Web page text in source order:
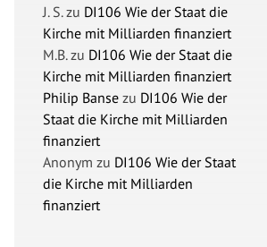
J. S.zu DI106 Wie der Staat die
Kirche mit Milliarden finanziert
M.B.zu DI106 Wie der Staat die
Kirche mit Milliarden finanziert
Philip Banse zu DI106 Wie der
Staat die Kirche mit Milliarden
finanziert
Anonym zu DI106 Wie der Staat
die Kirche mit Milliarden
finanziert